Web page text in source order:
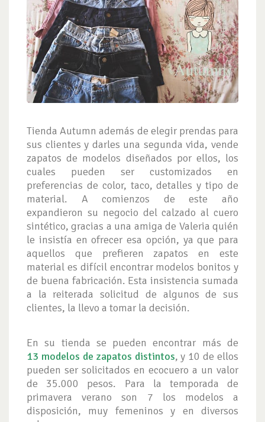
Tienda Autumn además de elegir prendas para
sus clientes y darles una segunda vida, vende
zapatos de modelos diseñados por ellos, los
cuales pueden ser customizados en
preferencias de color, taco, detalles y tipo de
material. A comienzos de este año
expandieron su negocio del calzado al cuero
sintético, gracias a una amiga de Valeria quién
le insistía en ofrecer esa opción, ya que para
aquellos que prefieren zapatos en este
material es difícil encontrar modelos bonitos y
de buena fabricación. Esta insistencia sumada
a la reiterada solicitud de algunos de sus
clientes, la llevo a tomar la decisión.
En su tienda se pueden encontrar más de
13 modelos de zapatos distintos, y 10 de ellos
pueden ser solicitados en ecocuero a un valor
de 35.000 pesos. Para la temporada de
primavera verano son 7 los modelos a
disposición, muy femeninos y en diversos